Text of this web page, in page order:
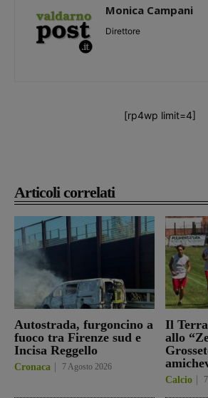
Articoli correlati
Autostrada, furgoncino a
fuoco tra Firenze sud e
Incisa Reggello
Cronaca 7 Agosto 2026
Il
allo
Calcio
Monica Campani
Direttore
[rp4wp limit=4]